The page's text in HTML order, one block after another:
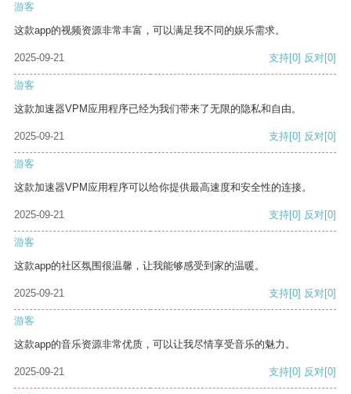
游客
这款app的视频资源非常丰富，可以满足我不同的娱乐需求。
2025-09-21 支持[0] 反对[0]
游客
这款加速器VPM应用程序已经为我们带来了无限的隐私和自由。
2025-09-21 支持[0] 反对[0]
游客
这款加速器VPM应用程序可以给你提供最高速度和安全性的连接。
2025-09-21 支持[0] 反对[0]
游客
这款app的社区氛围很温馨，让我能够感受到家的温暖。
2025-09-21 支持[0] 反对[0]
游客
这款app的音乐资源非常优质，可以让我尽情享受音乐的魅力。
2025-09-21 支持[0] 反对[0]